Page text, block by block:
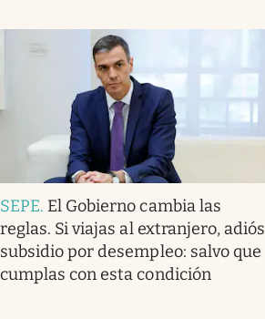
SEPE. El Gobierno cambia las
reglas. Si viajas al extranjero, adiós
subsidio por desempleo: salvo que
cumplas con esta condición